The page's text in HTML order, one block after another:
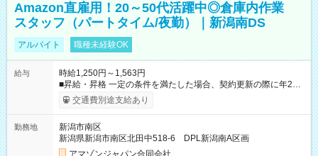
Amazon直雇用！20～50代活躍中◎倉庫内作業
スタッフ（パートタイム/夜勤）｜新潟南DS
アルバイト 職種未経験OK
給与
時給1,250円～1,563円
■昇給・昇格 一定の条件を満たした場合、契約更新の際に年2回
まで昇給の機会があります。 ■正社員登用制度あり ※月末締/翌
月25日支払い ※時間外手当、別途支給 ※深夜割増賃金 (22:00～
☆Amazon直雇用で安定して働けます！ 【試用期間】試用期間
あり 試用期間の長さ：1週間 雇用形態、給与は本採用時と同じ
です。
交通費別途支給あり
勤務地
新潟市南区
新潟県新潟市南区北田中518-6 DPL新潟南A区画
アマゾンジャパン合同会社